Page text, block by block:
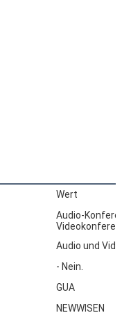
Wert
Audio-
Audio und Video
- Nein.
GUA
NEWWISEN